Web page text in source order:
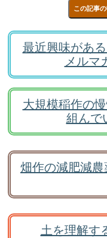
この記事
最近興味があ
メルマ
大規模稲作の
組んで
畑作の減肥減
土を理解す